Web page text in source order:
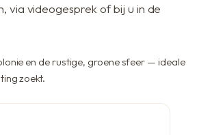
Voordelen bij Anil
via videogesprek of bij u in de
en de rustige, groene sfeer — ideale
zoekt.